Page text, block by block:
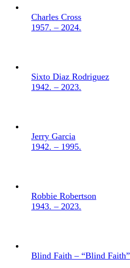
Charles Cross
1957. – 2024.
Sixto Diaz Rodriguez
1942. – 2023.
Jerry Garcia
1942. – 1995.
Robbie Robertson
1943. – 2023.
Blind Faith – “Blind Faith”